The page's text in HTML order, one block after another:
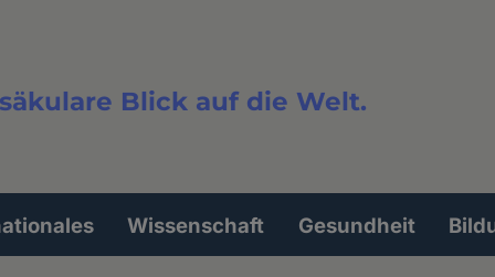
Blick auf die Welt.
Wissenschaft Gesundheit